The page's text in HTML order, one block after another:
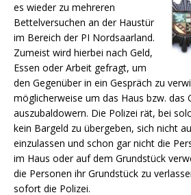
es wieder zu mehreren
Bettelversuchen an der Haustür
im Bereich der PI Nordsaarland.
Zumeist wird hierbei nach Geld,
Essen oder Arbeit gefragt, um
den Gegenüber in ein Gespräch zu
möglicherweise um das Haus bzw. das
auszubaldowern. Die Polizei rät, bei
kein Bargeld zu übergeben, sich nicht
einzulassen und schon gar nicht die
im Haus oder auf dem Grundstück
die Personen ihr Grundstück zu
sofort die Polizei.